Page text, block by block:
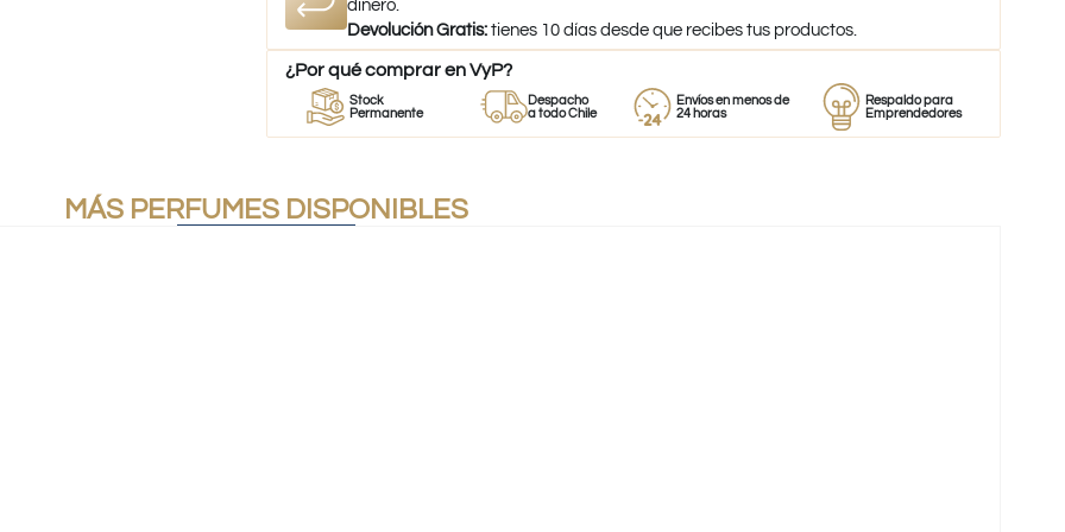
dinero.
Devolución Gratis: tienes 10 días desde que recibes tus productos.
¿Por qué comprar en VyP?
Stock
Permanente
Despacho
a todo Chile
Envíos en menos de
24 horas
Respaldo para
Emprendedores
MÁS PERFUMES DISPONIBLES